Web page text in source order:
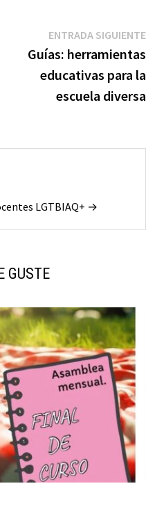
ENTRADA SIGUIENTE
Guías: herramientas
educativas para la
escuela diversa
LGTBIAQ+ →
GUSTE